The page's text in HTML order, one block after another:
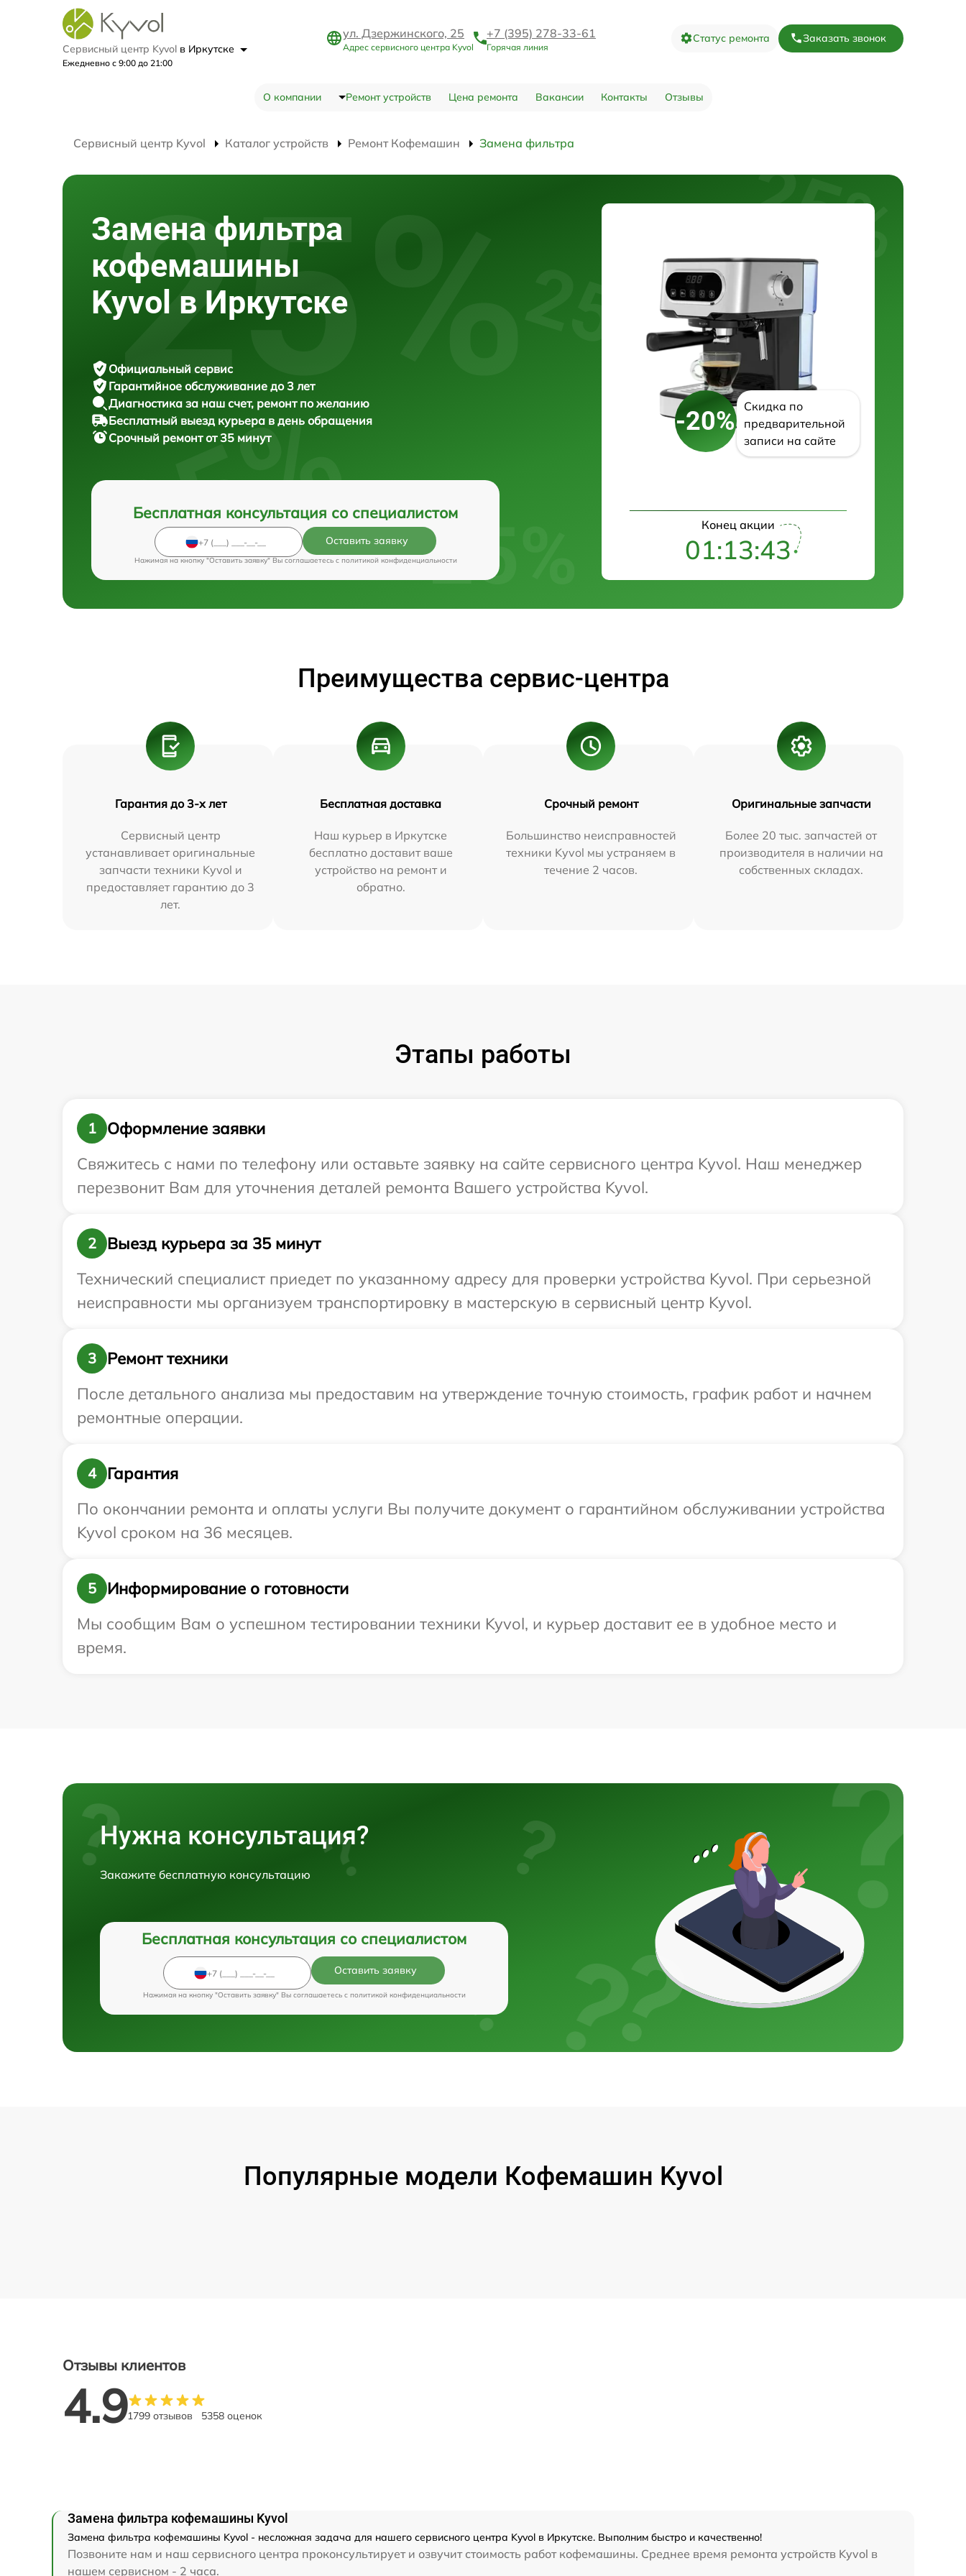
Сервисный центр Kyvol в Иркутске
Ежедневно с 9:00 до 21:00
ул. Дзержинского, 25
Адрес сервисного центра Kyvol
+7 (395) 278-33-61
Горячая линия
Статус ремонта Заказать звонок
О компании Ремонт устройств Цена ремонта Вакансии Контакты Отзывы
Сервисный центр Kyvol Каталог устройств Ремонт Кофемашин Замена фильтра
Замена фильтра
кофемашины
Kyvol в Иркутске
Официальный сервис
Гарантийное обслуживание до 3 лет
Диагностика за наш счет, ремонт по желанию
Бесплатный выезд курьера в день обращения
Срочный ремонтот 35 минут
Бесплатная консультация со специалистом
Оставить заявку
Нажимая на кнопку "Оставить заявку" Вы соглашаетесь c политикой конфиденциальности
-20%
Скидка по
предварительной
записи на сайте
Конец акции
01:13:42
Преимущества сервис-центра
Гарантия до 3-х лет
Сервисный центр
устанавливает оригинальные
запчасти техники Kyvol и
предоставляет гарантию до 3
лет.
Бесплатная доставка
Наш курьер в Иркутске
бесплатно доставит ваше
устройство на ремонт и
обратно.
Срочный ремонт
Большинство неисправностей
техники Kyvol мы устраняем в
течение 2 часов.
Оригинальные запчасти
Более 20 тыс. запчастей от
производителя в наличии на
собственных складах.
Этапы работы
1
Оформление заявки
Свяжитесь с нами по телефону или оставьте заявку на сайте сервисного центра Kyvol. Наш менеджер
перезвонит Вам для уточнения деталей ремонта Вашего устройства Kyvol.
2
Выезд курьера за 35 минут
Технический специалист приедет по указанному адресу для проверки устройства Kyvol. При серьезной
неисправности мы организуем транспортировку в мастерскую в сервисный центр Kyvol.
3
Ремонт техники
После детального анализа мы предоставим на утверждение точную стоимость, график работ и начнем
ремонтные операции.
4
Гарантия
По окончании ремонта и оплаты услуги Вы получите документ о гарантийном обслуживании устройства
Kyvol сроком на 36 месяцев.
5
Информирование о готовности
Мы сообщим Вам о успешном тестировании техники Kyvol, и курьер доставит ее в удобное место и
время.
Нужна консультация?
Закажите бесплатную консультацию
Бесплатная консультация со специалистом
Оставить заявку
Нажимая на кнопку "Оставить заявку" Вы соглашаетесь c политикой конфиденциальности
Популярные модели Кофемашин Kyvol
Отзывы клиентов
4.91799 отзывов 5358 оценок
Замена фильтра кофемашины Kyvol
Замена фильтра кофемашины Kyvol - несложная задача для нашего сервисного центра Kyvol в Иркутске. Выполним быстро и качественно!
Позвоните нам и наш сервисного центра проконсультирует и озвучит стоимость работ кофемашины. Среднее время ремонта устройств Kyvol в
нашем сервисном - 2 часа.